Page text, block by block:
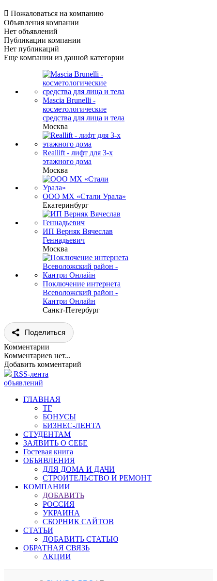
 Пожаловаться на компанию
Объявления компании
Нет объявлений
Публикации компании
Нет публикаций
Еще компании из данной категории
Mascia Brunelli -
косметологические
средства для лица и тела
Москва
Reallift - лифт для 3-х
этажного дома
Москва
ООО МХ «Стали Урала»
Екатеринбург
ИП Верняк Вячеслав
Геннадьевич
Москва
Поключение интернета
Всеволожский район -
Кантри Онлайн
Санкт-Петербург
Поделиться
Комментарии
Комментариев нет...
Добавить комментарий
RSS-лента
объявлений
ГЛАВНАЯ
ТГ
БОНУСЫ
БИЗНЕС-ЛЕНТА
СТУДЕНТАМ
ЗАЯВИТЬ О СЕБЕ
Гостевая книга
ОБЪЯВЛЕНИЯ
ДЛЯ ДОМА И ДАЧИ
СТРОИТЕЛЬСТВО И РЕМОНТ
КОМПАНИИ
ДОБАВИТЬ
РОССИЯ
УКРАИНА
СБОРНИК САЙТОВ
СТАТЬИ
ДОБАВИТЬ СТАТЬЮ
ОБРАТНАЯ СВЯЗЬ
АКЦИИ